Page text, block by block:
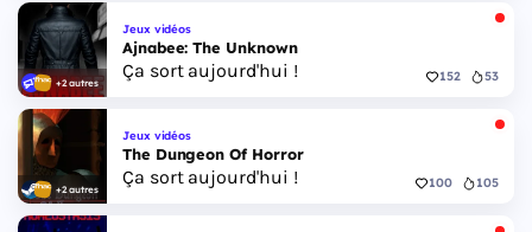
+2 autres
Jeux vidéos
Ajnabee: The Unknown
Ça sort aujourd'hui ! 152 53
+2 autres
Jeux vidéos
The Dungeon Of Horror
Ça sort aujourd'hui ! 100 105